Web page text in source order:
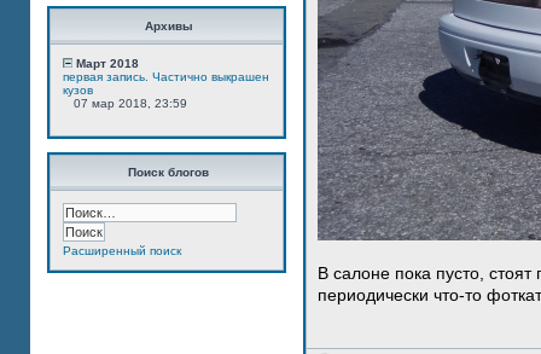
Архивы
Март 2018
первая запись. Частично выкрашен
кузов
07 мар 2018, 23:59
Поиск блогов
Расширенный поиск
В салоне пока пусто,
периодически что-то